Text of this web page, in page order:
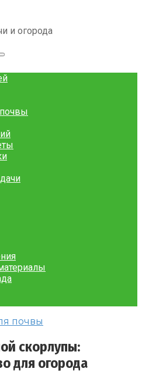
и огорода
почвы
скорлупы:
для огорода